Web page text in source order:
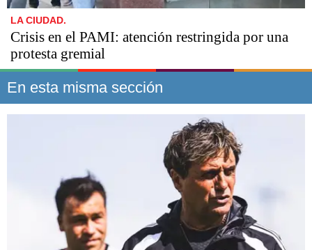
LA CIUDAD.
Crisis en el PAMI: atención restringida por una
protesta gremial
En esta misma sección